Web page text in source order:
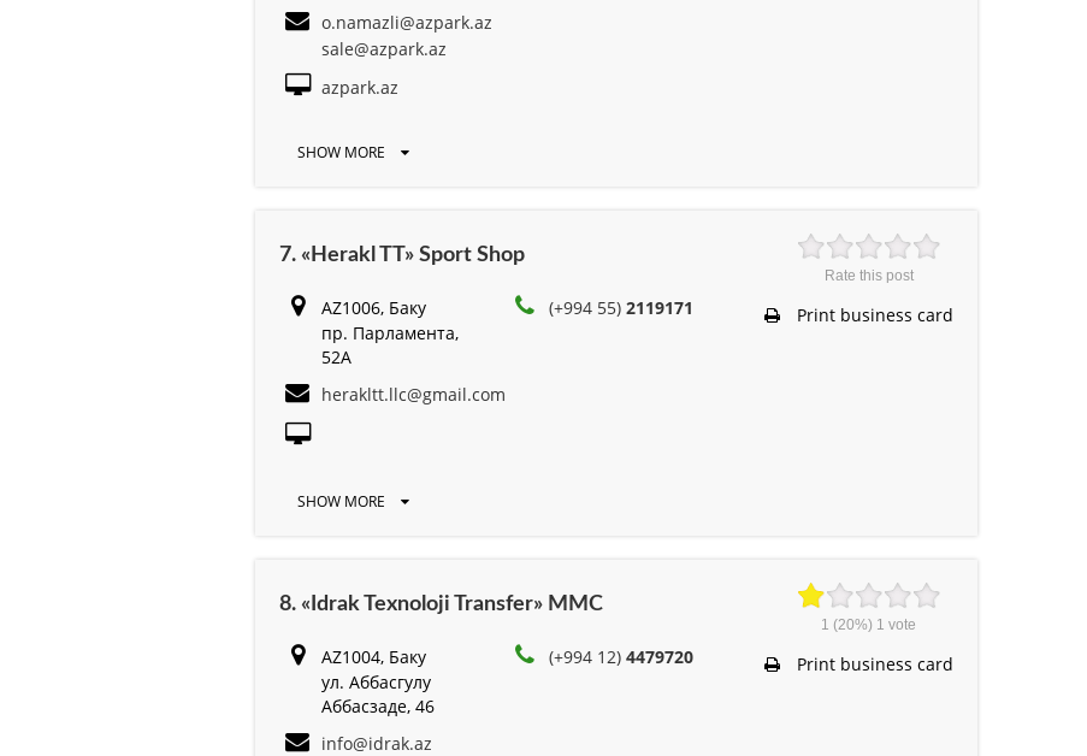
o.namazli@azpark.az
sale@azpark.az
azpark.az
SHOW MORE
7. «Herakl TT» Sport Shop
AZ1006, Баку
пр. Парламента,
52A
(+994 55)2119171
herakltt.llc@gmail.com
SHOW MORE
Rate this post
Print business card
8. «Idrak Texnoloji Transfer» MMC
AZ1004, Баку
ул. Аббасгулу
Аббасзаде, 46
(+994 12)4479720
info@idrak.az
1 (20%) 1 vote
Print business card